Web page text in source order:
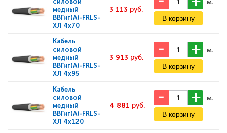
медный
ВВГнг(А)-FRLS-
ХЛ 4x70
3 113 руб.
Кабель
силовой
медный
ВВГнг(А)-FRLS-
ХЛ 4x95
3 913 руб.
м.
Кабель
силовой
медный
ВВГнг(А)-FRLS-
ХЛ 4x120
4 881 руб.
м.